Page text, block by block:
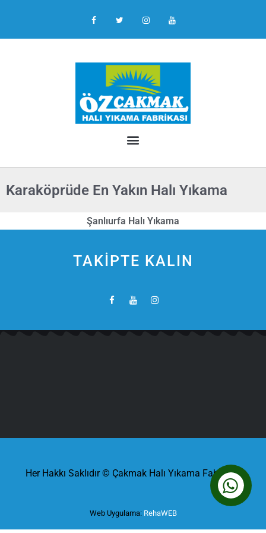
Karaköprüde En Yakın Halı Yıkama
Şanlıurfa Halı Yıkama
TAKİPTE KALIN
Her Hakkı Saklıdır © Çakmak Halı Yıkama Fabrikası
Web Uygulama: RehaWEB